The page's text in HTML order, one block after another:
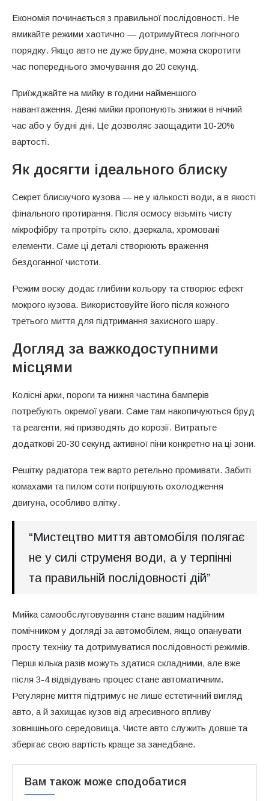
Економія починається з правильної послідовності. Не
вмикайте режими хаотично — дотримуйтеся логічного
порядку. Якщо авто не дуже брудне, можна скоротити
час попереднього змочування до 20 секунд.
Приїжджайте на мийку в години найменшого
навантаження. Деякі мийки пропонують знижки в нічний
час або у будні дні. Це дозволяє заощадити 10-20%
вартості.
Як досягти ідеального блиску
Секрет блискучого кузова — не у кількості води, а в якості
фінального протирання. Після осмосу візьміть чисту
мікрофібру та протріть скло, дзеркала, хромовані
елементи. Саме ці деталі створюють враження
бездоганної чистоти.
Режим воску додає глибини кольору та створює ефект
мокрого кузова. Використовуйте його після кожного
третього миття для підтримання захисного шару.
Догляд за важкодоступними
місцями
Колісні арки, пороги та нижня частина бамперів
потребують окремої уваги. Саме там накопичуються бруд
та реагенти, які призводять до корозії. Витратьте
додаткові 20-30 секунд активної піни конкретно на ці зони.
Решітку радіатора теж варто ретельно промивати. Забиті
комахами та пилом соти погіршують охолодження
двигуна, особливо влітку.
“Мистецтво миття автомобіля полягає
не у силі струменя води, а у терпінні
та правильній послідовності дій”
Мийка самообслуговування стане вашим надійним
помічником у догляді за автомобілем, якщо опанувати
просту техніку та дотримуватися послідовності режимів.
Перші кілька разів можуть здатися складними, але вже
після 3-4 відвідувань процес стане автоматичним.
Регулярне миття підтримує не лише естетичний вигляд
авто, а й захищає кузов від агресивного впливу
зовнішнього середовища. Чисте авто служить довше та
зберігає свою вартість краще за занедбане.
Вам також може сподобатися